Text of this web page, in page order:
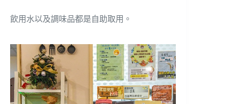
飲用水以及調味品都是自助取用。